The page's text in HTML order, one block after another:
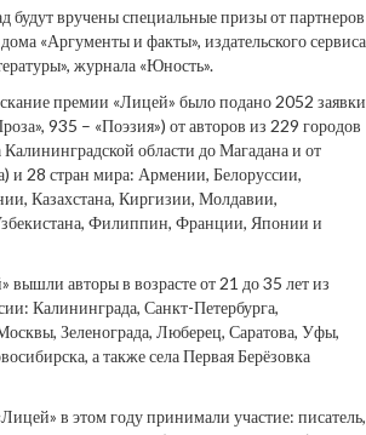
будут вручены специальные призы от партнеров
«Аргументы и факты», издательского сервиса
журнала «Юность».
премии «Лицей» было подано 2052 заявки
935 – «Поэзия») от авторов из 229 городов
Калининградской области до Магадана и от
и 28 стран мира: Армении, Белоруссии,
Казахстана, Киргизии, Молдавии,
Филиппин, Франции, Японии и
авторы в возрасте от 21 до 35 лет из
Калининграда, Санкт-Петербурга,
Зеленограда, Люберец, Саратова, Уфы,
а также села Первая Берёзовка
в этом году принимали участие: писатель,